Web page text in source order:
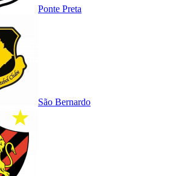
Ponte Preta
São Bernardo